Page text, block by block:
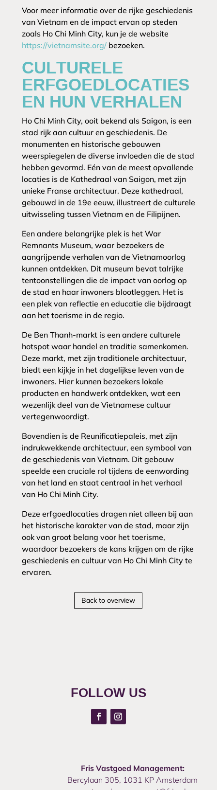
Voor meer informatie over de rijke geschiedenis
van Vietnam en de impact ervan op steden
zoals Ho Chi Minh City, kun je de website
https://vietnamsite.org/bezoeken.
CULTURELE
ERFGOEDLOCATIES
EN HUN VERHALEN
Ho Chi Minh City, ooit bekend als Saigon, is een
stad rijk aan cultuur en geschiedenis. De
monumenten en historische gebouwen
weerspiegelen de diverse invloeden die de stad
hebben gevormd. Eén van de meest opvallende
locaties is de Kathedraal van Saigon, met zijn
unieke Franse architectuur. Deze kathedraal,
gebouwd in de 19e eeuw, illustreert de culturele
uitwisseling tussen Vietnam en de Filipijnen.
Een andere belangrijke plek is het War
Remnants Museum, waar bezoekers de
aangrijpende verhalen van de Vietnamoorlog
kunnen ontdekken. Dit museum bevat talrijke
tentoonstellingen die de impact van oorlog op
de stad en haar inwoners blootleggen. Het is
een plek van reflectie en educatie die bijdraagt
aan het toerisme in de regio.
De Ben Thanh-markt is een andere culturele
hotspot waar handel en traditie samenkomen.
Deze markt, met zijn traditionele architectuur,
biedt een kijkje in het dagelijkse leven van de
inwoners. Hier kunnen bezoekers lokale
producten en handwerk ontdekken, wat een
wezenlijk deel van de Vietnamese cultuur
vertegenwoordigt.
Bovendien is de Reunificatiepaleis, met zijn
indrukwekkende architectuur, een symbool van
de geschiedenis van Vietnam. Dit gebouw
speelde een cruciale rol tijdens de eenwording
van het land en staat centraal in het verhaal
van Ho Chi Minh City.
Deze erfgoedlocaties dragen niet alleen bij aan
het historische karakter van de stad, maar zijn
ook van groot belang voor het toerisme,
waardoor bezoekers de kans krijgen om de rijke
geschiedenis en cultuur van Ho Chi Minh City te
ervaren.
Back to overview
FOLLOW US
Fris Vastgoed Management:
Bercylaan 305, 1031 KP Amsterdam